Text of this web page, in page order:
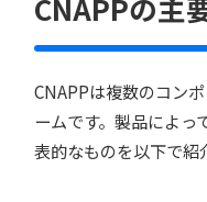
CNAPPは複数のコン
ームです。製品によ
表的なものを以下で紹